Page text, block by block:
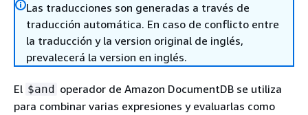
Las traducciones son generadas a través de
traducción automática. En caso de conflicto entre
la traducción y la version original de inglés,
prevalecerá la version en inglés.
El $and operador de Amazon DocumentDB se utiliza
para combinar varias expresiones y evaluarlas como